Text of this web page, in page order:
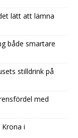
lätt att lämna
både smartare
stilldrink på
med
i